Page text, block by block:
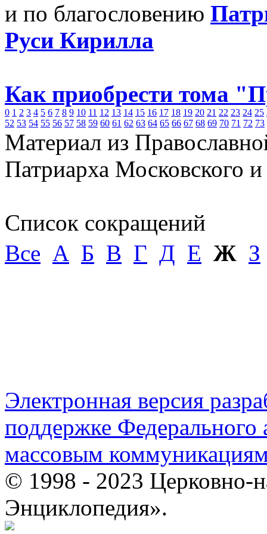
и по благословению
Руси Кирилла
Как приобрести тома
0 1 2 3 4 5 6 7 8 9 10 11 12 13 14 15 16 17 18 19 20 21 22 23 24 25
52 53 54 55 56 57 58 59 60 61 62 63 64 65 66 67 68 69 70 71 72 73
Материал из
Патриарха Московского
Список сокращений
Все А Б В Г Д Е Ж З
Электронная версия
поддержке Федерального
массовым
© 1998 - 2023 Церковно-
Энциклопедия».